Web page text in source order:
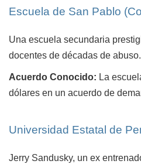
Escuela de San Pablo
Una escuela secundaria
docentes de décadas de abuso.
Acuerdo Conocido: La
dólares en un acuerdo de
Universidad Estatal de
Jerry Sandusky, un ex